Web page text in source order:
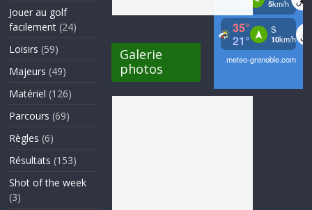
Jouer au golf
facilement (24)
Loisirs (59)
Majeurs (49)
Matériel (126)
Parcours (69)
Règles (6)
Résultats (153)
Shot of the week
(3)
Galerie
photos